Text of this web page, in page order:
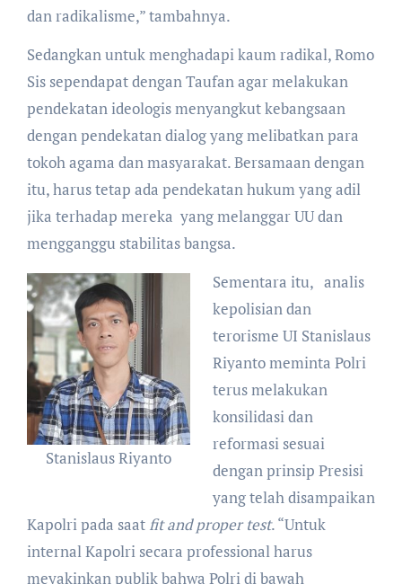
dan radikalisme,” tambahnya.
Sedangkan untuk menghadapi kaum radikal, Romo
Sis sependapat dengan Taufan agar melakukan
pendekatan ideologis menyangkut kebangsaan
dengan pendekatan dialog yang melibatkan para
tokoh agama dan masyarakat. Bersamaan dengan
itu, harus tetap ada pendekatan hukum yang adil
jika terhadap mereka yang melanggar UU dan
mengganggu stabilitas bangsa.
Stanislaus Riyanto
Sementara itu, analis
kepolisian dan
terorisme UI Stanislaus
Riyanto meminta Polri
terus melakukan
konsilidasi dan
reformasi sesuai
dengan prinsip Presisi
yang telah disampaikan
Kapolri pada saat fit and proper test. “Untuk
internal Kapolri secara professional harus
meyakinkan publik bahwa Polri di bawah